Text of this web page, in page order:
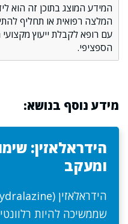
המידע המוצג בתוכן זה הוא
המלצה רפואית או תחליף
עם רופא לקבלת ייעוץ
הספציפי.
מידע נוסף בנושא:
הידראלאזין:
ומעקב
שממשיכה להיות